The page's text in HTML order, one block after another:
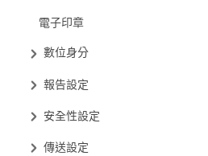
電子印章
數位身分
報告設定
安全性設定
傳送設定